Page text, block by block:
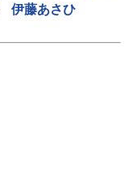
伊藤あさひ